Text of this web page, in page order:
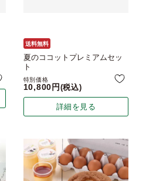
送料無料
夏のココットプレミアムセッ
ト
特別価格
10,800 税込
詳細を見る